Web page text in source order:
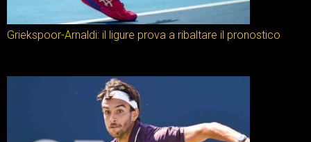
Griekspoor-Arnaldi: il ligure prova a ribaltare il pronostico